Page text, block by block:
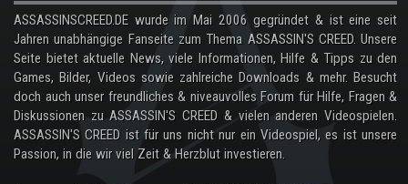
ASSASSINSCREED.DE wurde im Mai 2006 gegründet & ist eine seit
Jahren unabhängige Fanseite zum Thema ASSASSIN'S CREED. Unsere
Seite bietet aktuelle News, viele Informationen, Hilfe & Tipps zu den
Games, Bilder, Videos sowie zahlreiche Downloads & mehr. Besucht
doch auch unser freundliches & niveauvolles Forum für Hilfe, Fragen &
Diskussionen zu ASSASSIN'S CREED & vielen anderen Videospielen.
ASSASSIN'S CREED ist für uns nicht nur ein Videospiel, es ist unsere
Passion, in die wir viel Zeit & Herzblut investieren.